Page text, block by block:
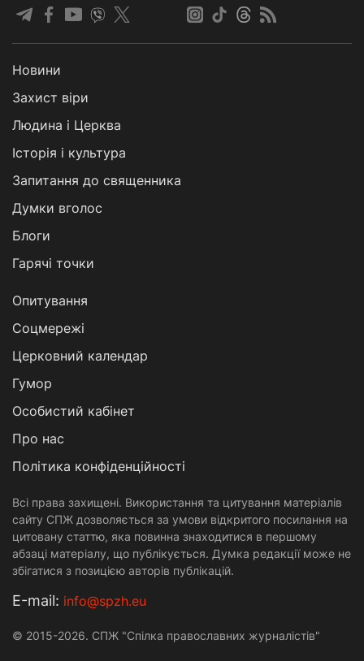
Новини
Захист віри
Людина і Церква
Історія і культура
Запитання до священника
Думки вголос
Блоги
Гарячі точки
Опитування
Соцмережі
Церковний календар
Гумор
Особистий кабінет
Про нас
Політика конфіденційності
Всі права захищені. Використання та цитування матеріалів
сайту СПЖ дозволяється за умови відкритого посилання на
цитовану статтю, яка повинна знаходитися в першому
абзаці матеріалу, що публікується. Думка редакції може не
збігатися з позицією авторів публікацій.
Е-mail: info@spzh.eu
© 2015-2026. СПЖ "Спілка православних журналістів"